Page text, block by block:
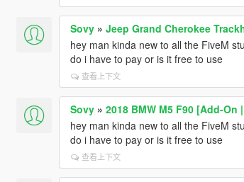
Sovy» Jeep Grand Cherokee
hey man kinda new to all the FiveM
do i have to pay or is it free to use
查看上下文
Sovy» 2018 BMW M5 F90 [Add-On
hey man kinda new to all the FiveM
do i have to pay or is it free to use
查看上下文